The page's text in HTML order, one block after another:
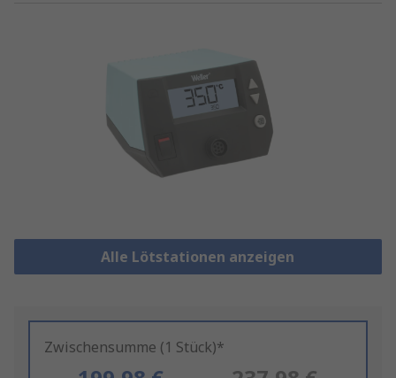
Alle Lötstationen anzeigen
Zwischensumme (1 Stück)*